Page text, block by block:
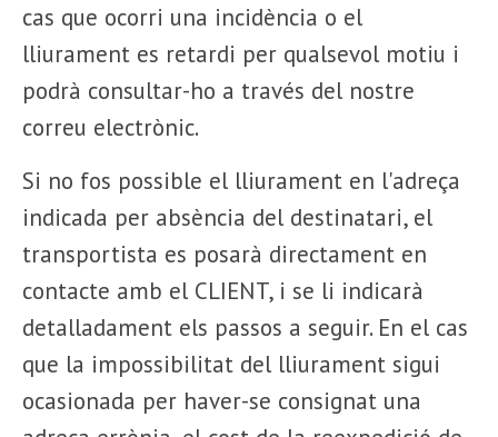
cas que ocorri una incidència o el
lliurament es retardi per qualsevol motiu i
podrà consultar-ho a través del nostre
correu electrònic.
Si no fos possible el lliurament en l'adreça
indicada per absència del destinatari, el
transportista es posarà directament en
contacte amb el CLIENT, i se li indicarà
detalladament els passos a seguir. En el cas
que la impossibilitat del lliurament sigui
ocasionada per haver-se consignat una